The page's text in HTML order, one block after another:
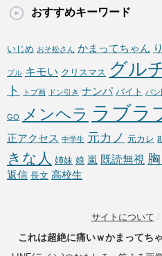
おすすめキーワード
いじめ おそ松さん かまってちゃん
プル キモい クリスマス グル
ト
トプ画 ドン引き ナンパ バイト パ
GO メンヘラ ラブラ
正アクセス 中学生 元カノ 元カレ
きな人 姉妹 娘 嵐 既読無視
返信 長文 高校生
サイトについて /
これは超絶に痛いｗかまってち